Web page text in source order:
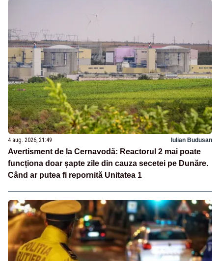
4 aug. 2026, 21:49 Iulian Budusan
Avertisment de la Cernavodă: Reactorul 2 mai poate
funcționa doar șapte zile din cauza secetei pe Dunăre.
Când ar putea fi repornită Unitatea 1